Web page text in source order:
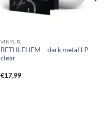
VINYL B
BETHLEHEM – dark metal LP
clear
€17,99